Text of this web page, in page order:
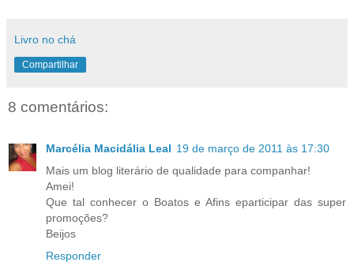
Livro no chá
Compartilhar
8 comentários:
Marcélia Macidália Leal 19 de março de 2011 às 17:30
Mais um blog literário de qualidade para companhar!
Amei!
Que tal conhecer o Boatos e Afins eparticipar das super
promoções?
Beijos
Responder